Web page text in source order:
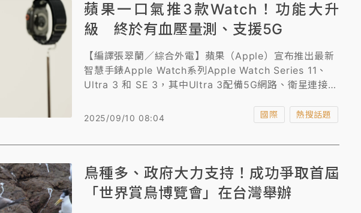
蘋果一口氣推3款Watch！功能大升
級 終於有血壓量測、支援5G
【編譯張翠蘭／綜合外電】蘋果（Apple）宣布推出最新
智慧手錶Apple Watch系列Apple Watch Series 11、
Ultra 3 和 SE 3，其中Ultra 3配備5G網路、衛星連接和
支援高血壓示警功能，為使用者的健康保障升級。新手錶
6900元。9月11日開始預訂、19日發售。
2025/09/10 08:04 國際 熱搜話題
鳥種多、政府大力支持！成功爭取首屆
「世界賞鳥博覽會」在台灣舉辦